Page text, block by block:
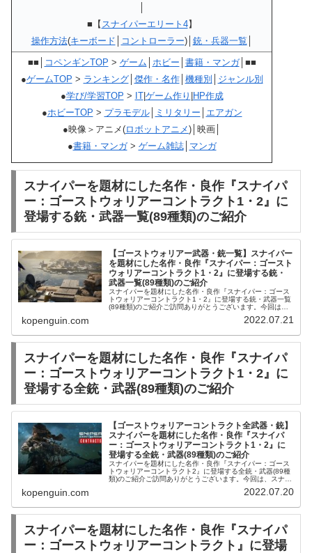
■【 スナイパーエリート4】
操作方法(キーボード コントローラー)│ 銃・兵器一覧
■■│ コペンギンTOP > ゲーム ホビー 書籍・マンガ│■■
●ゲームTOP > ランキング│ 傑作・名作│ 機種別
ジャンル別
●学び/学習TOP > IT| ゲーム作り HP作成
●ホビーTOP > プラモデル│ ミリタリー
エアガン
●映像＞アニメ(ロボットアニメ)│映画│
●書籍・マンガ> ゲーム雑誌│ マンガ
スナイパーを題材にした名作・良作『スナイパ
ー：ゴーストウォリアーコントラクト1・2』に
登場する銃・武器一覧(89種類)のご紹介
【ゴーストウォリアー武器・銃一覧】スナイパー
を題材にした名作・良作『スナイパー：ゴースト
ウォリアーコントラクト1・2』に登場する銃・
武器一覧(89種類)のご紹介
スナイパーを題材にした名作・良作『スナイパー：ゴース
トウォリアーコントラクト1・2』に登場する銃・武器一覧
(89種類)のご紹介ご訪問ありがとうございます。今回は、
kopenguin.com 2022.07.21
スナイパーを題材にした名作・良作『スナイパ
ー：ゴーストウォリアーコントラクト1・2』に
登場する全銃・武器(89種類)のご紹介
【ゴーストウォリアーコントラクト全武器・銃】
スナイパーを題材にした名作・良作『スナイパ
ー：ゴーストウォリアーコントラクト1・2』に
登場する全銃・武器(89種類)のご紹介
スナイパーを題材にした名作・良作『スナイパー：ゴース
トウォリアーコントラクト2』に登場する全銃・武器(89種
類)のご紹介ご訪問ありがとうございます。今回は、スナイ
kopenguin.com 2022.07.20
スナイパーを題材にした名作・良作『スナイパ
ー：ゴーストウォリアーコントラクト』に登場